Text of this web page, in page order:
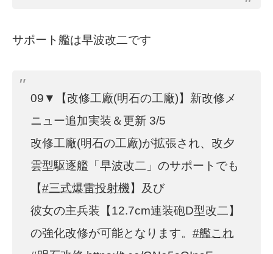
サポート艦は早波改二です
09▼【改修工廠(明石の工廠)】新改修メ
ニュー追加実装＆更新 3/5
改修工廠(明石の工廠)が拡張され、改夕
雲型駆逐艦「早波改二」のサポートでも
【#三式爆雷投射機】及び
彼女の主兵装【12.7cm連装砲D型改二】
の強化改修が可能となります。 #艦これ